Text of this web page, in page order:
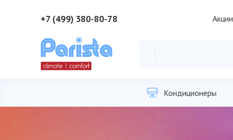
+7 (499) 380-80-78 Акции
Кондиционеры